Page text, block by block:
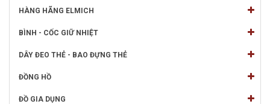
HÀNG HÃNG ELMICH
BÌNH - CỐC GIỮ NHIỆT
DÂY ĐEO THẺ - BAO ĐỰNG THẺ
ĐỒNG HỒ
ĐỒ GIA DỤNG